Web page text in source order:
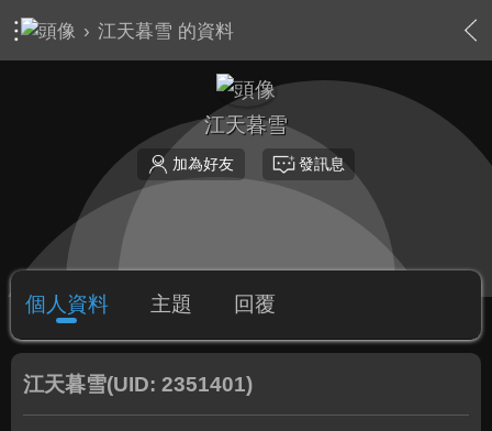
› 江天暮雪 的資料
江天暮雪
加為好友 發訊息
個人資料 主題 回覆
江天暮雪(UID: 2351401)